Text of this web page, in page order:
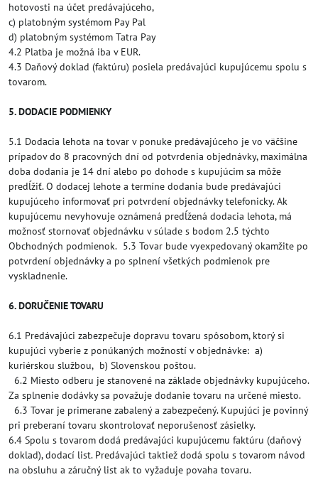
hotovosti na účet predávajúceho,
c) platobným systémom Pay Pal
d) platobným systémom Tatra Pay
4.2 Platba je možná iba v EUR.
4.3 Daňový doklad (faktúru) posiela predávajúci kupujúcemu spolu s
tovarom.
5. DODACIE PODMIENKY
5.1 Dodacia lehota na tovar v ponuke predávajúceho je vo väčšine
prípadov do 8 pracovných dní od potvrdenia objednávky, maximálna
doba dodania je 14 dní alebo po dohode s kupujúcim sa môže
predĺžiť. O dodacej lehote a termíne dodania bude predávajúci
kupujúceho informovať pri potvrdení objednávky telefonicky. Ak
kupujúcemu nevyhovuje oznámená predĺžená dodacia lehota, má
možnosť stornovať objednávku v súlade s bodom 2.5 týchto
Obchodných podmienok. 5.3 Tovar bude vyexpedovaný okamžite po
potvrdení objednávky a po splnení všetkých podmienok pre
vyskladnenie.
6. DORUČENIE TOVARU
6.1 Predávajúci zabezpečuje dopravu tovaru spôsobom, ktorý si
kupujúci vyberie z ponúkaných možností v objednávke: a)
kuriérskou službou, b) Slovenskou poštou.
6.2 Miesto odberu je stanovené na základe objednávky kupujúceho.
Za splnenie dodávky sa považuje dodanie tovaru na určené miesto.
6.3 Tovar je primerane zabalený a zabezpečený. Kupujúci je povinný
pri preberaní tovaru skontrolovať neporušenosť zásielky.
6.4 Spolu s tovarom dodá predávajúci kupujúcemu faktúru (daňový
doklad), dodací list. Predávajúci taktiež dodá spolu s tovarom návod
na obsluhu a záručný list ak to vyžaduje povaha tovaru.